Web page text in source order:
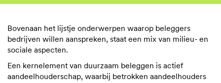
Bovenaan het lijstje onderwerpen waarop beleggers
bedrijven willen aanspreken, staat een mix van milieu- en
sociale aspecten.
Een kernelement van duurzaam beleggen is actief
aandeelhouderschap, waarbij betrokken aandeelhouders